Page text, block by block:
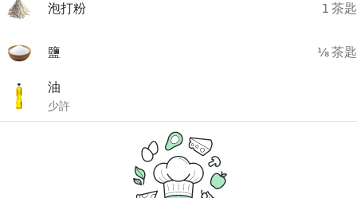
泡打粉 1 茶匙
鹽 ⅛ 茶匙
油
少許